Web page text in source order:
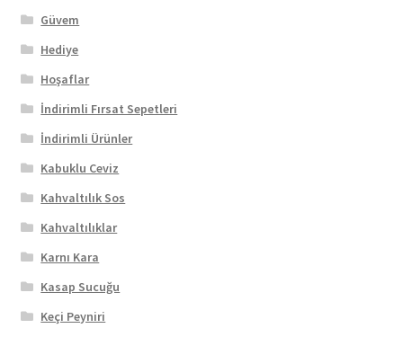
Güvem
Hediye
Hoşaflar
İndirimli Fırsat Sepetleri
İndirimli Ürünler
Kabuklu Ceviz
Kahvaltılık Sos
Kahvaltılıklar
Karnı Kara
Kasap Sucuğu
Keçi Peyniri